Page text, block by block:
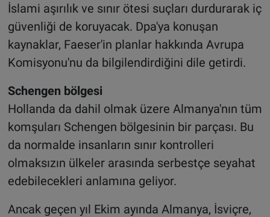
İslami aşırılık ve sınır ötesi suçları durdurarak iç
güvenliği de koruyacak. Dpa'ya konuşan
kaynaklar, Faeser'in planlar hakkında Avrupa
Komisyonu'nu da bilgilendirdiğini dile getirdi.
Schengen bölgesi
Hollanda da dahil olmak üzere Almanya'nın tüm
komşuları Schengen bölgesinin bir parçası. Bu
da normalde insanların sınır kontrolleri
olmaksızın ülkeler arasında serbestçe seyahat
edebilecekleri anlamına geliyor.
Ancak geçen yıl Ekim ayında Almanya, İsviçre,